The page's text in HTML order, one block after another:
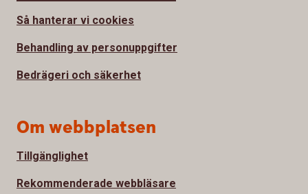
Så hanterar vi cookies
Behandling av personuppgifter
Bedrägeri och säkerhet
Om webbplatsen
Tillgänglighet
Rekommenderade webbläsare